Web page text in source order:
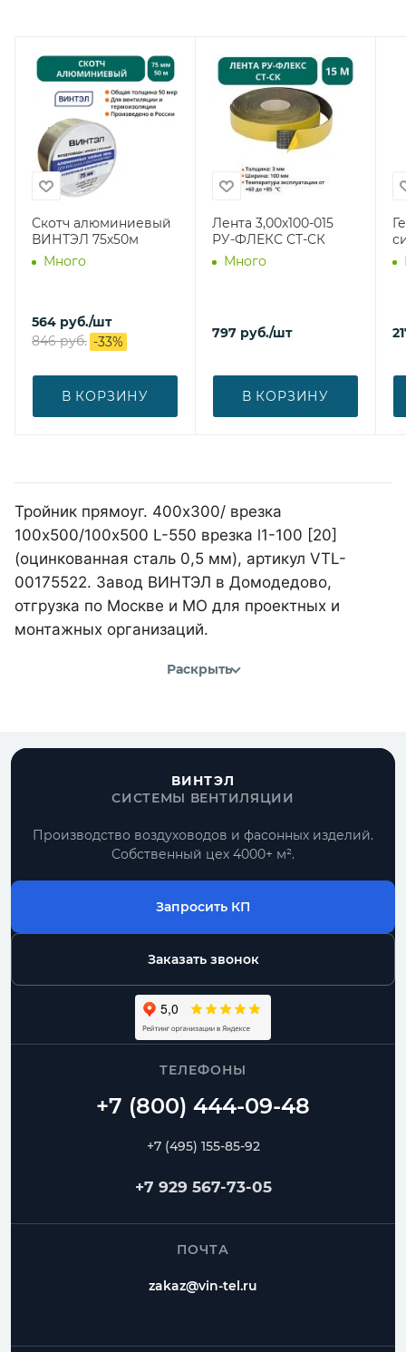
Скотч алюминиевый
ВИНТЭЛ 75х50м
Много
564 руб./шт
846руб. -33%
В КОРЗИНУ
Лента 3,00х100-015
РУ-ФЛЕКС СТ-СК
Много
797 руб./шт
В КОРЗИНУ
Тройник прямоуг. 400х300/ врезка
100х500/100х500 L-550 врезка l1-100 [20]
(оцинкованная сталь 0,5 мм), артикул VTL-
00175522. Завод ВИНТЭЛ в Домодедово,
отгрузка по Москве и МО для проектных и
монтажных организаций.
Раскрыть
ВИНТЭЛ
СИСТЕМЫ ВЕНТИЛЯЦИИ
Производство воздуховодов и фасонных изделий.
Собственный цех 4000+ м².
Запросить КП
Заказать звонок
ТЕЛЕФОНЫ
+7 (495) 155-85-92
+7 929 567-73-05
ПОЧТА
zakaz@vin-tel.ru